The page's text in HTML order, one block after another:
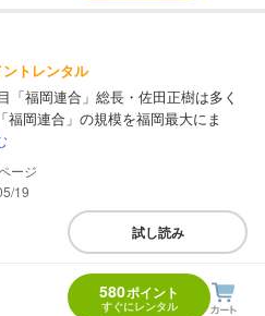
トレンタル
「福岡連合」総長・佐田正樹は多く
福岡連合」の規模を福岡最大にま
19
試し読み
580ポイント
すぐにレンタル